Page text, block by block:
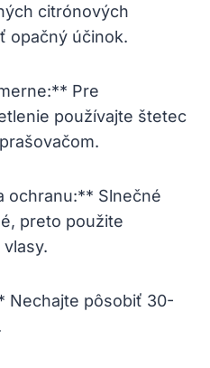
citrónových
opačný účinok.
Pre
používajte štetec
ochranu:** Slnečné
preto použite
Nechajte pôsobiť 30-